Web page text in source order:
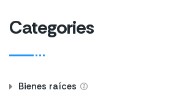
Categories
Bienes raíces (2)